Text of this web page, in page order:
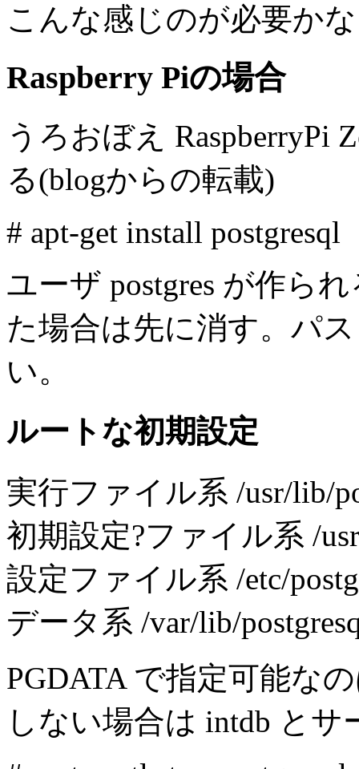
こんな感じのが必要か
Raspberry Piの場合
うろおぼえ RaspberryPi
る(blogからの転載)
# apt-get install postgresql
ユーザ postgres が作ら
た場合は先に消す。パ
い。
ルートな初期設定
実行ファイル系 /usr/lib/
初期設定?ファイル系 /
設定ファイル系 /etc/
データ系 /var/lib/
PGDATA で指定可能な
しない場合は intdb と